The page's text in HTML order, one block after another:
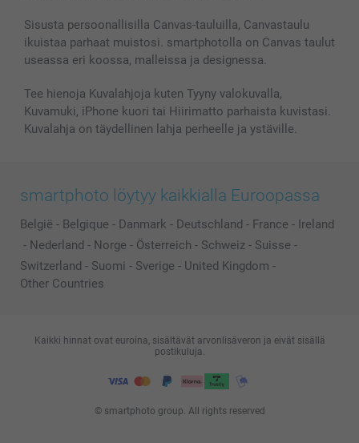
Valokuvakehykset & Lisätarvikkeet
Lahjakortti
Kaikki kuvatuotteet
Sisusta persoonallisilla Canvas-tauluilla, Canvastaulu
ikuistaa parhaat muistosi. smartphotolla on Canvas taulut
useassa eri koossa, malleissa ja designessa.
Tee hienoja Kuvalahjoja kuten Tyyny valokuvalla,
Kuvamuki, iPhone kuori tai Hiirimatto parhaista kuvistasi.
Kuvalahja on täydellinen lahja perheelle ja ystäville.
smartphoto löytyy kaikkialla Euroopassa
België - Belgique - Danmark - Deutschland - France - Ireland
- Nederland - Norge - Österreich - Schweiz - Suisse -
Switzerland - Suomi - Sverige - United Kingdom -
Other Countries
© smartphoto group. All rights reserved
Kaikki hinnat ovat euroina, sisältävät arvonlisäveron ja eivät sisällä
postikuluja.